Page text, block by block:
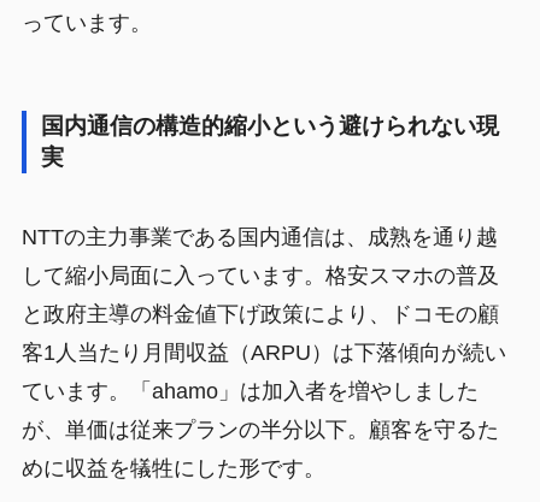
っています。
国内通信の構造的縮小という避けられない現
実
NTTの主力事業である国内通信は、成熟を通り越
して縮小局面に入っています。格安スマホの普及
と政府主導の料金値下げ政策により、ドコモの顧
客1人当たり月間収益（ARPU）は下落傾向が続い
ています。「ahamo」は加入者を増やしました
が、単価は従来プランの半分以下。顧客を守るた
めに収益を犠牲にした形です。